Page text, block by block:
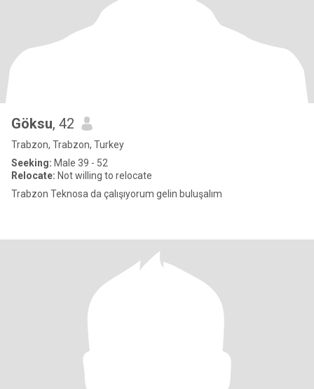
Göksu, 42
Trabzon, Trabzon, Turkey
Seeking: Male 39 - 52
Relocate: Not willing to relocate
Trabzon Teknosa da çalışıyorum gelin buluşalım